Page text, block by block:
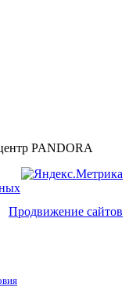
PANDORA
Продвижение сайтов